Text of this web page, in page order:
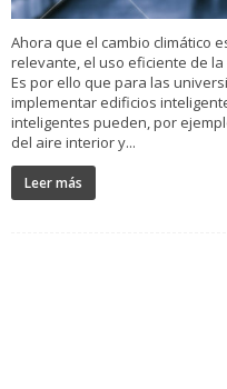
Ahora que el cambio climático
relevante, el uso eficiente de
Es por ello que para las
implementar edificios
inteligentes pueden, por
del aire interior y...
Leer más